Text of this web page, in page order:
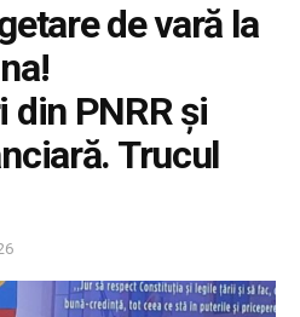
de vară la
din PNRR și
Trucul